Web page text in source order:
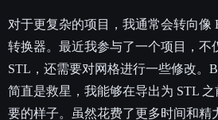
对于更复杂的项目，我通常会转向像
转换器。最近我参与了一个项目，不
STL，还需要对网格进行一些修改。
简直是救星，我能够在导出为 STL
要的样子。虽然花费了更多时间和精